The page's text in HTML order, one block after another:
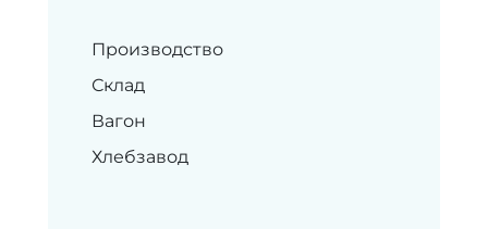
Производство
Склад
Вагон
Хлебзавод